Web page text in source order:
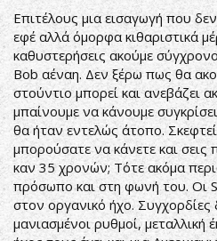
Επιτέλους μια εισαγωγή που
εφέ αλλά όμορφα κιθαριστικά
καθυστερήσεις ακούμε
Bob αέναη. Δεν ξέρω πως θα
στούντιο μπορεί και ανεβάζει
μπαίνουμε να κάνουμε
θα ήταν εντελώς άτοπο.
μπορούσατε να κάνετε και σεις
καν 35 χρονών; Τότε ακόμα
πρόσωπο και στη φωνή του. Οι
στον οργανικό ήχο. Συγχορδίες
μανιασμένοι ρυθμοί, μεταλλική